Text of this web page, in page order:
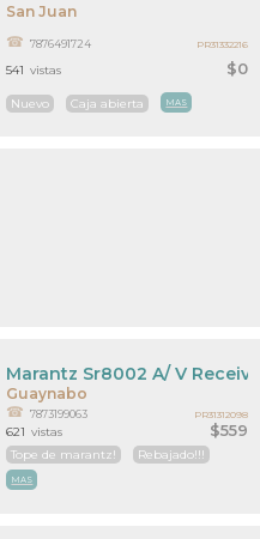
San Juan
$0
7876491724
Nuevo Caja abierta MAS
541 vistas
PR31332216
Guaynabo
$559
Marantz Sr8002 A/ V
7873199063
Tope de marantz! Rebajado!!!
MAS
621 vistas
PR31312098